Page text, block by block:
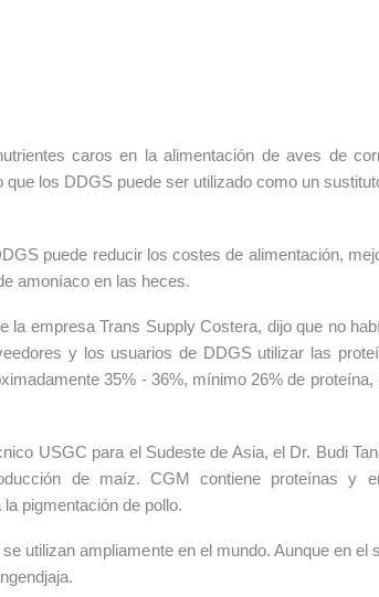
caros en la alimentación de aves de
los DDGS puede ser utilizado como un
puede reducir los costes de alimentación,
amoníaco en las heces.
empresa Trans Supply Costera, dijo que no
y los usuarios de DDGS utilizar las
35% - 36%, mínimo 26% de
USGC para el Sudeste de Asia, el Dr. Budi
de maíz. CGM contiene proteínas y
pigmentación de pollo.
utilizan ampliamente en el mundo. Aunque en el